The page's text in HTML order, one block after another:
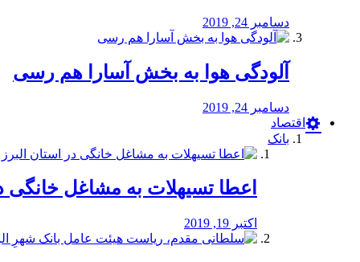
دسامبر 24, 2019
آلودگی هوا به بخش آسارا هم رسی
دسامبر 24, 2019
اقتصاد
بانک
️اعطا تسیهلات به مشاغل خانگی
اکتبر 19, 2019